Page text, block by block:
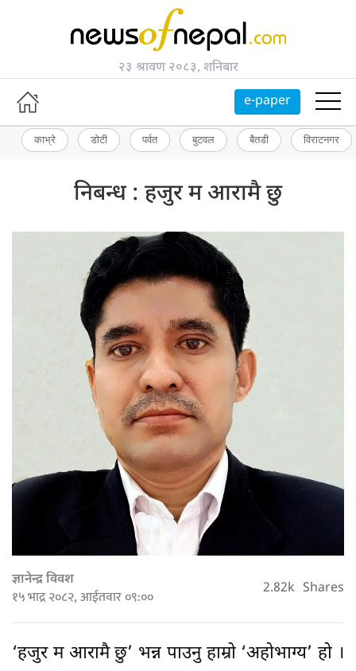
२३ श्रावण २०८३, शनिबार
e-paper
काभ्रे डोटी पर्वत बुटवल बैतडी विराटनगर
निबन्ध : हजुर म आरामै छु
ज्ञानेन्द्र विवश
१५ भाद्र २०८२, आईतवार ०९:०० 2.82k Shares
‘हजुर म आरामै छु’ भन्न पाउनु हाम्रो ‘अहोभाग्य’ हो ।